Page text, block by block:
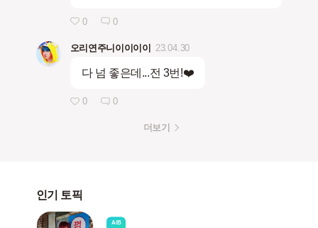
0 0
오리연주니이이이이 23.04.30
다 넘 좋은데...전 3번!❤️
0 0
더보기
인기 토픽
A/B